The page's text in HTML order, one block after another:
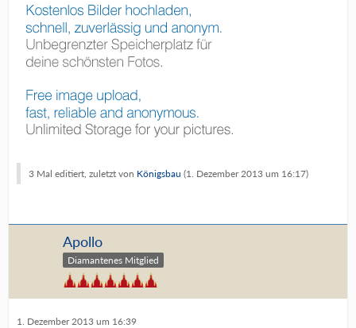
3 Mal editiert, zuletzt von Königsbau (1. Dezember 2013 um 16:17)
Apollo
Diamantenes Mitglied
1. Dezember 2013 um 16:39